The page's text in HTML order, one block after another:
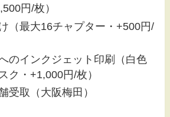
円/枚）
（最大16チャプター・+500円/
のインクジェット印刷（白色
ク・+1,000円/枚）
受取（大阪梅田）